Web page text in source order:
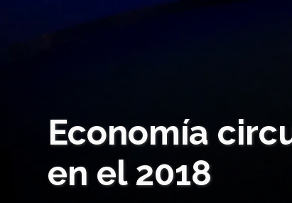
Economía
en el 2018